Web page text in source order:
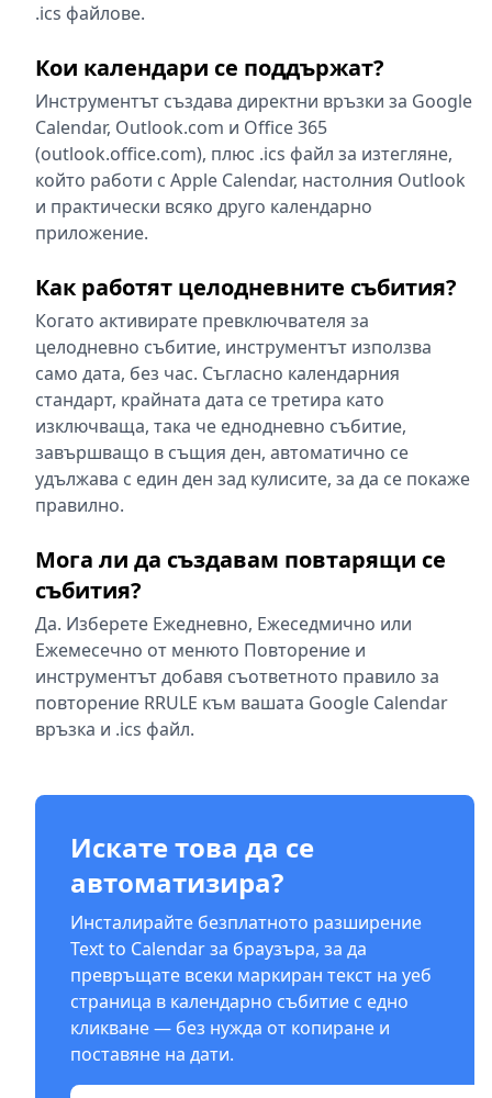
.ics файлове.
Кои календари се поддържат?
Инструментът създава директни връзки за Google
Calendar, Outlook.com и Office 365
(outlook.office.com), плюс .ics файл за изтегляне,
който работи с Apple Calendar, настолния Outlook
и практически всяко друго календарно
приложение.
Как работят целодневните събития?
Когато активирате превключвателя за
целодневно събитие, инструментът използва
само дата, без час. Съгласно календарния
стандарт, крайната дата се третира като
изключваща, така че еднодневно събитие,
завършващо в същия ден, автоматично се
удължава с един ден зад кулисите, за да се покаже
правилно.
Мога ли да създавам повтарящи се
събития?
Да. Изберете Ежедневно, Ежеседмично или
Ежемесечно от менюто Повторение и
инструментът добавя съответното правило за
повторение RRULE към вашата Google Calendar
връзка и .ics файл.
Искате това да се
автоматизира?
Инсталирайте безплатното разширение
Text to Calendar за браузъра, за да
превръщате всеки маркиран текст на уеб
страница в календарно събитие с едно
кликване — без нужда от копиране и
поставяне на дати.